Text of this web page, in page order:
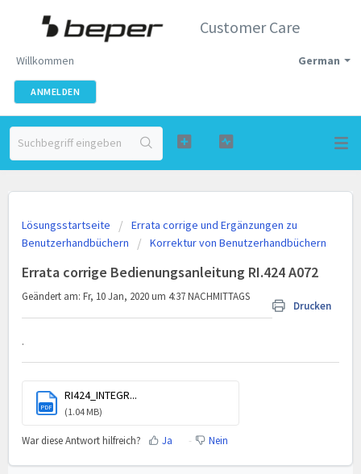
Customer Care
German
Willkommen
ANMELDEN
Lösungsstartseite
Errata corrige und Ergänzungen zu
Benutzerhandbüchern
Korrektur von Benutzerhandbüchern
Errata corrige Bedienungsanleitung RI.424 A072
Drucken
Geändert am: Fr, 10 Jan, 2020 um 4:37 NACHMITTAGS
.
PDF
RI424_INTEGR...
(1.04 MB)
War diese Antwort hilfreich? Ja Nein